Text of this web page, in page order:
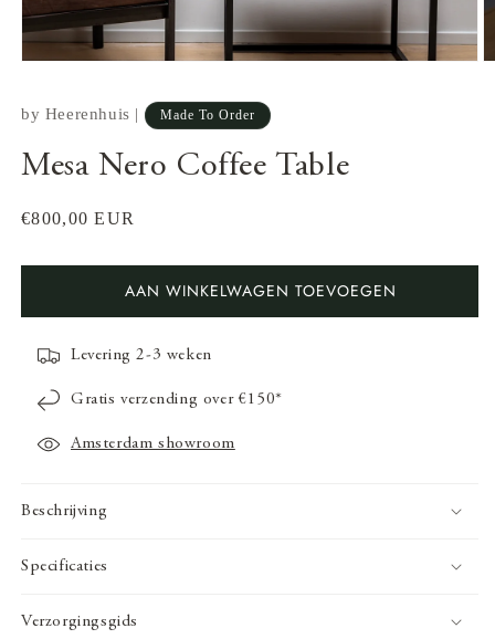
openen
modaal
by Heerenhuis | Made To Order
Mesa Nero Coffee Table
Normale
€800,00 EUR
AAN WINKELWAGEN TOEVOEGEN
Levering 2-3 weken
Gratis verzending over €150*
Amsterdam showroom
Beschrijving
Specificaties
Verzorgingsgids